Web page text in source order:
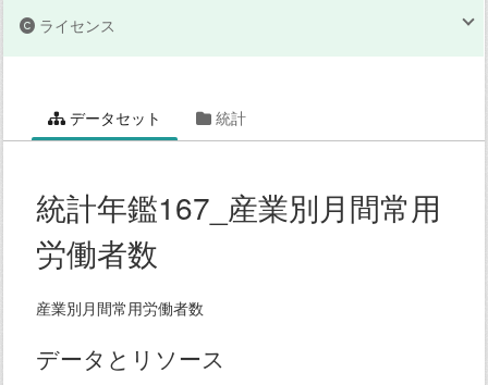
ライセンス
データセット 統計
統計年鑑167_産業別月間常用
労働者数
産業別月間常用労働者数
データとリソース